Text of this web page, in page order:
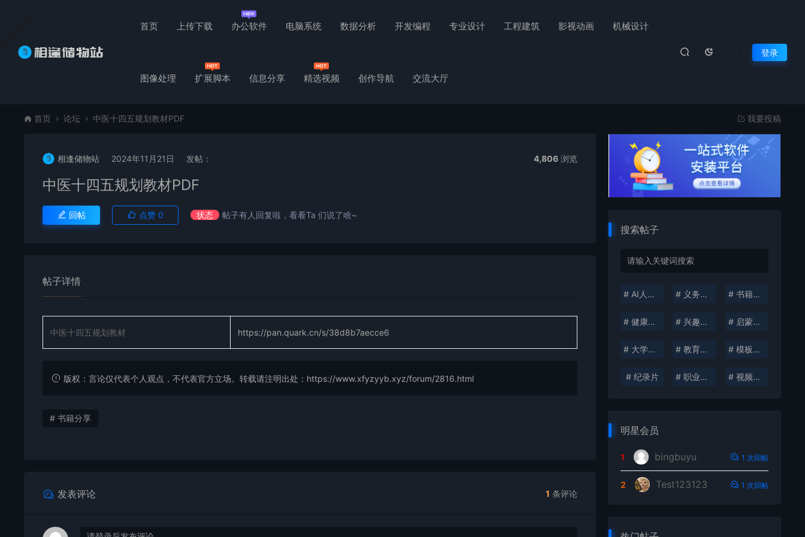
首页 上传下载 办公软件 电脑系统 数据分析 开发编程 专业设计 工程建筑 影视动画 机械设计
图像处理 扩展脚本 信息分享 精选视频 创作导航 交流大厅
登录
首页 论坛 中医十四五规划教材PDF 我要投稿
相逢储物站 2024年11月21日 发帖： 4,806 浏览
中医十四五规划教材PDF
回帖 点赞 0 状态 帖子有人回复啦，看看Ta 们说了啥~
帖子详情
中医十四五规划教材 https://pan.quark.cn/s/38d8b7aecce6
版权：言论仅代表个人观点，不代表官方立场。转载请注明出处：https://www.xfyzyyb.xyz/forum/2816.html
# 书籍分享
发表评论 1 条评论
搜索帖子
# AI人工智能 # 义务教育 # 书籍分享
# 健康生活 # 兴趣培养 # 启蒙教育
# 大学资料 # 教育考试 # 模板插件
# 纪录片 # 职业发展 # 视频创作
明星会员
1 bingbuyu 1 次回帖
2 Test123123 1 次回帖